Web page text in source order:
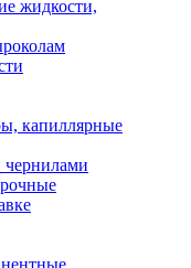
жидкости,
капиллярные